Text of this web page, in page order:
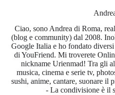
Ciao, sono Andrea di Roma,
(blog e community) dal 2008.
Google Italia e ho fondato
di YouFriend. Mi troverete
nickname Urienmad! Tra gli
musica, cinema e serie tv,
sushi, anime, cantare, suonare il
- La condivisione è il